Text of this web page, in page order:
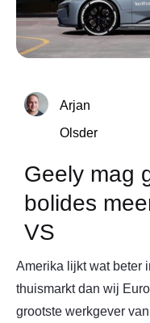
Arjan
Olsder
Geely mag
bolides
VS
Amerika lijkt wat beter
thuismarkt dan wij
grootste werkgever